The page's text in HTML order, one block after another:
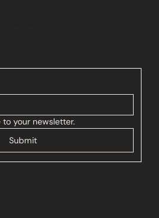
your newsletter.
Submit